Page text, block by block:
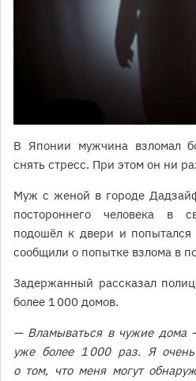
В Японии мужчина взломал
снять стресс. При этом он ни
Муж с женой в городе
постороннего человека в
подошёл к двери и попытался
сообщили о попытке взлома в
Задержанный рассказал
более 1 000 домов.
— Вламываться в чужие дома
уже более 1 000 раз. Я
о том, что меня могут